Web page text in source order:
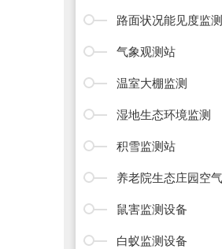
路面状况能见度监测
气象观测站
温室大棚监测
湿地生态环境监测
积雪监测站
养老院生态庄园空
鼠害监测设备
白蚁监测设备